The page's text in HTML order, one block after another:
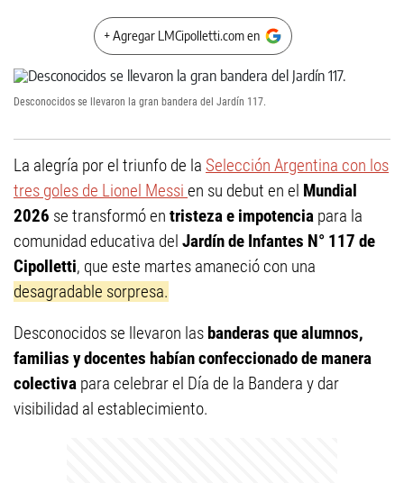
+ Agregar LMCipolletti.com en
Desconocidos se llevaron la gran bandera del Jardín 117.
La alegría por el triunfo de la Selección Argentina con los
tres goles de Lionel Messi en su debut en el Mundial
2026 se transformó en tristeza e impotencia para la
comunidad educativa del Jardín de Infantes N° 117 de
Cipolletti, que este martes amaneció con una
desagradable sorpresa.
Desconocidos se llevaron las banderas que alumnos,
familias y docentes habían confeccionado de manera
colectiva para celebrar el Día de la Bandera y dar
visibilidad al establecimiento.